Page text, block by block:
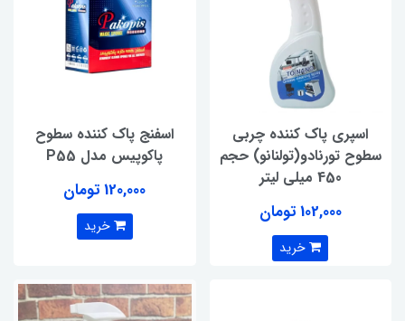
اسپری پاک کننده چربی
سطوح تورنادو(تولنانو) حجم
450 میلی لیتر
102,000 تومان
خرید
اسفنج پاک کننده سطوح
پاکوپیس مدل P55
120,000 تومان
خرید